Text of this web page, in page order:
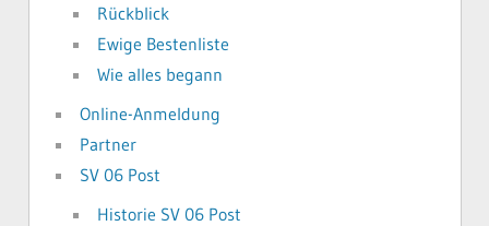
Rückblick
Ewige Bestenliste
Wie alles begann
Online-Anmeldung
Partner
SV 06 Post
Historie SV 06 Post